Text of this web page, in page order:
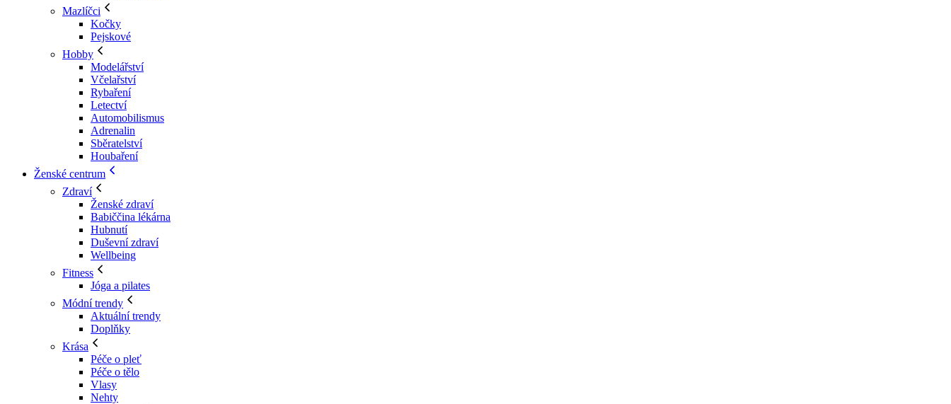
Mazlíčci
Kočky
Pejskové
Hobby
Modelářství
Včelařství
Rybaření
Letectví
Automobilismus
Adrenalin
Sběratelství
Houbaření
Ženské centrum
Zdraví
Ženské zdraví
Babiččina lékárna
Hubnutí
Duševní zdraví
Wellbeing
Fitness
Jóga a pilates
Módní trendy
Aktuální trendy
Doplňky
Krása
Péče o pleť
Péče o tělo
Vlasy
Nehty